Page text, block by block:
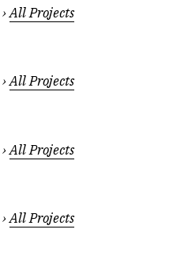
›All Projects
›All Projects
›All Projects
›All Projects